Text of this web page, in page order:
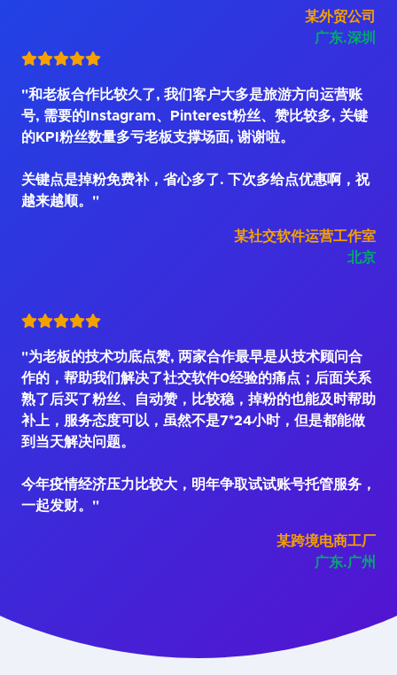
某外贸公司
广东.深圳
"和老板合作比较久了, 我们客户大多是旅游方向运营账
号, 需要的Instagram、Pinterest粉丝、赞比较多, 关键
的KPI粉丝数量多亏老板支撑场面, 谢谢啦。
关键点是掉粉免费补，省心多了. 下次多给点优惠啊，祝
越来越顺。"
某社交软件运营工作室
北京
"为老板的技术功底点赞, 两家合作最早是从技术顾问合
作的，帮助我们解决了社交软件0经验的痛点；后面关系
熟了后买了粉丝、自动赞，比较稳，掉粉的也能及时帮助
补上，服务态度可以，虽然不是7*24小时，但是都能做
到当天解决问题。
今年疫情经济压力比较大，明年争取试试账号托管服务，
一起发财。"
某跨境电商工厂
广东.广州